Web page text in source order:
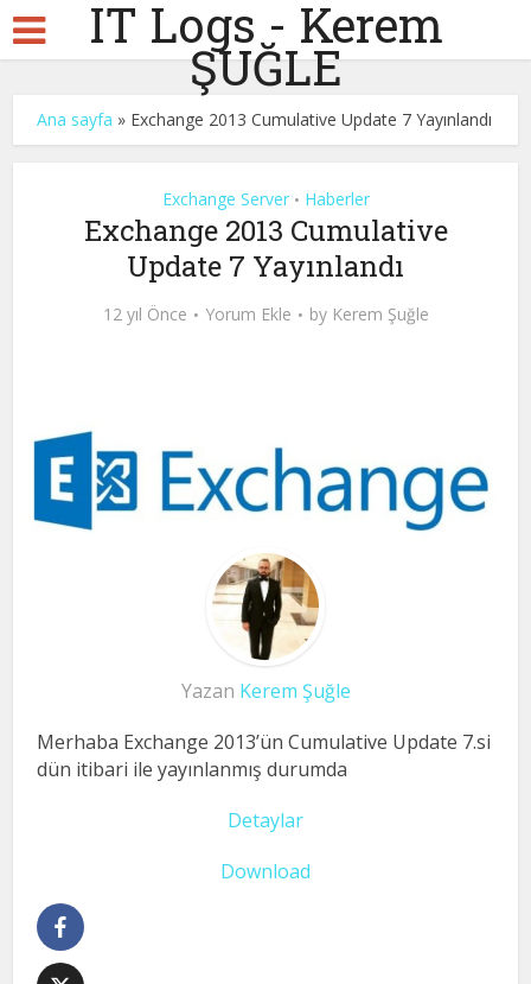
IT Logs - Kerem
ŞUĞLE
Ana sayfa » Exchange 2013 Cumulative Update 7 Yayınlandı
Exchange Server • Haberler
Exchange 2013 Cumulative
Update 7 Yayınlandı
12 yıl Önce Yorum Ekle by Kerem Şuğle
Yazan Kerem Şuğle
Merhaba Exchange 2013’ün Cumulative Update 7.si
dün itibari ile yayınlanmış durumda
Detaylar
Download